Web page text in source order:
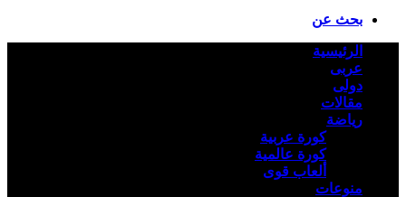
بحث عن
الرئيسية
عربى
دولى
مقالات
رياضة
كورة عربية
كورة عالمية
ألعاب قوى
منوعات